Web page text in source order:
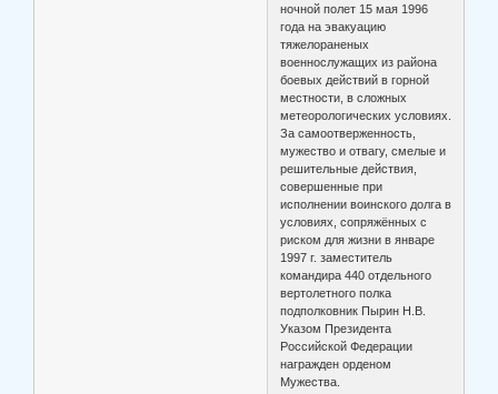
ночной полет 15 мая 1996
года на эвакуацию
тяжелораненых
военнослужащих из района
боевых действий в горной
местности, в сложных
метеорологических условиях.
За самоотверженность,
мужество и отвагу, смелые и
решительные действия,
совершенные при
исполнении воинского долга в
условиях, сопряжённых с
риском для жизни в январе
1997 г. заместитель
командира 440 отдельного
вертолетного полка
подполковник Пырин Н.В.
Указом Президента
Российской Федерации
награжден орденом
Мужества.